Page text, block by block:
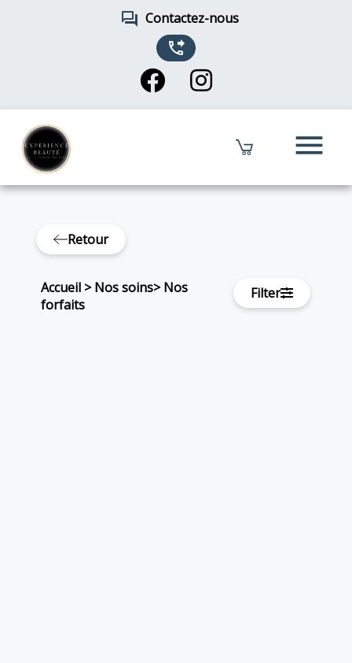
forum Contactez-nous
phone_forwarded
menu
Retour
Accueil >Nos soins>Nos
forfaits
Filter